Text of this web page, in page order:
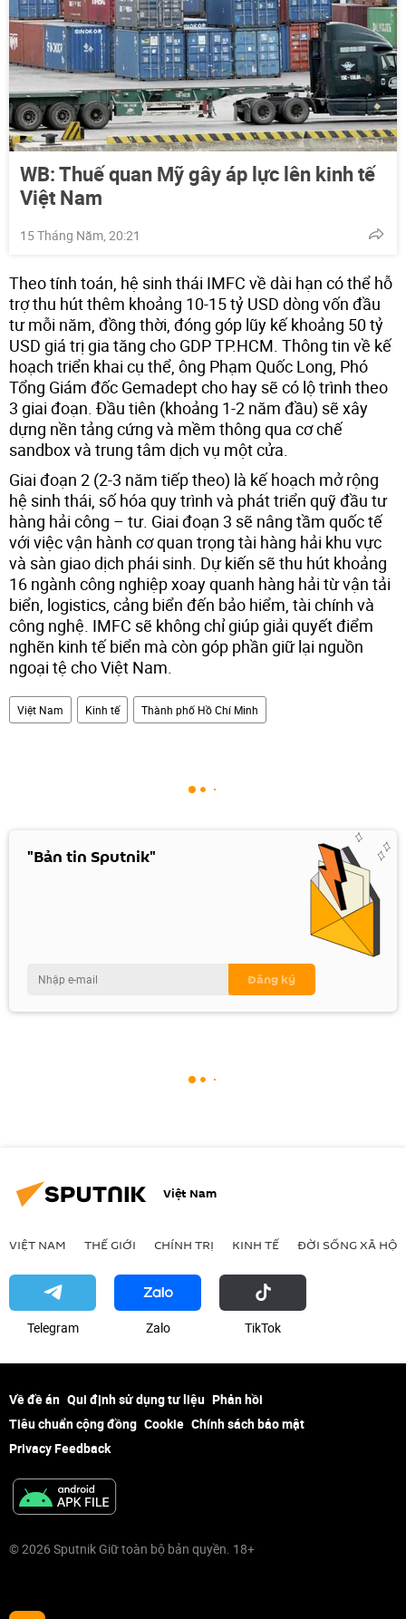
WB: Thuế quan Mỹ gây áp lực lên kinh tế
Việt Nam
15 Tháng Năm, 20:21
Theo tính toán, hệ sinh thái IMFC về dài hạn có thể hỗ
trợ thu hút thêm khoảng 10-15 tỷ USD dòng vốn đầu
tư mỗi năm, đồng thời, đóng góp lũy kế khoảng 50 tỷ
USD giá trị gia tăng cho GDP TP.HCM. Thông tin về kế
hoạch triển khai cụ thể, ông Phạm Quốc Long, Phó
Tổng Giám đốc Gemadept cho hay sẽ có lộ trình theo
3 giai đoạn. Đầu tiên (khoảng 1-2 năm đầu) sẽ xây
dựng nền tảng cứng và mềm thông qua cơ chế
sandbox và trung tâm dịch vụ một cửa.
Giai đoạn 2 (2-3 năm tiếp theo) là kế hoạch mở rộng
hệ sinh thái, số hóa quy trình và phát triển quỹ đầu tư
hàng hải công – tư. Giai đoạn 3 sẽ nâng tầm quốc tế
với việc vận hành cơ quan trọng tài hàng hải khu vực
và sàn giao dịch phái sinh. Dự kiến sẽ thu hút khoảng
16 ngành công nghiệp xoay quanh hàng hải từ vận tải
biển, logistics, cảng biển đến bảo hiểm, tài chính và
công nghệ. IMFC sẽ không chỉ giúp giải quyết điểm
nghẽn kinh tế biển mà còn góp phần giữ lại nguồn
ngoại tệ cho Việt Nam.
Việt Nam Kinh tế Thành phố Hồ Chí Minh
"Bản tin Sputnik"
Việt Nam
VIỆT NAM THẾ GIỚI CHÍNH TRỊ KINH TẾ ĐỜI SỐNG XÃ HỘI
Telegram Zalo ТikТоk
Về đề án Qui định sử dụng tư liệu Phản hồi
Tiêu chuẩn cộng đồng Cookie Chính sách bảo mật
Privacy Feedback
© 2026 Sputnik Giữ toàn bộ bản quyền. 18+